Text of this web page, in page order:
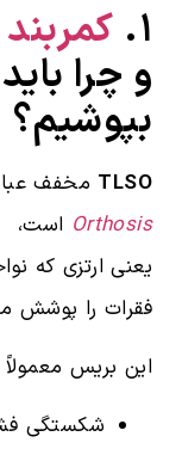
۱.
و چرا
بپوشیم؟
TLSO مخفف
Orthosis است،
یعنی ارتزی که
فقرات را پوشش
این بریس
شکستگی